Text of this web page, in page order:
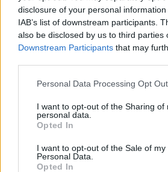
disclosure of your personal
IAB’s list of downstream participants.
also be disclosed by us to third parties
Downstream Participants that may
Please note that this website/app uses
not limited to your visit or usage
grant or deny consent to Google and
use your data for below specified
consent section.
Personal Data Processing Opt
I want to opt-out of the Sharing of
personal data.
Opted In
I want to opt-out of the Sale of my
Personal Data.
Opted In
Megtekintés az X-en